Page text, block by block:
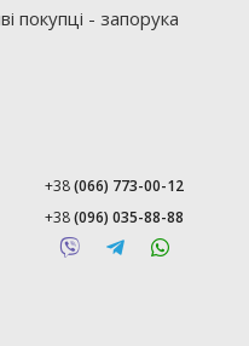
покупці - запорука
+38(066) 773-00-12
+38(096) 035-88-88